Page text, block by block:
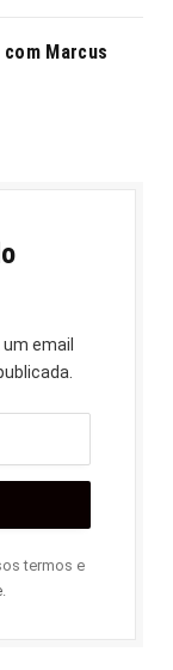
Marcus
email
termos e
.